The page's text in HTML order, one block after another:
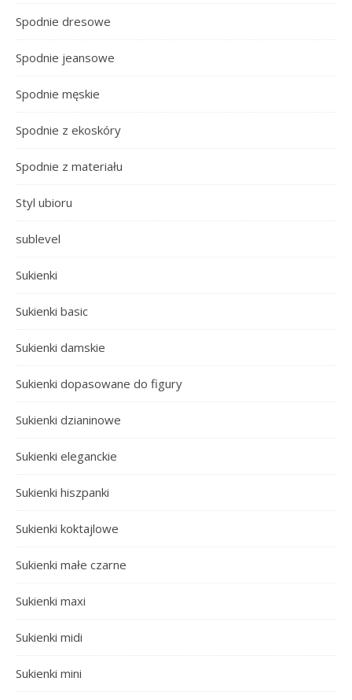
Spodnie dresowe
Spodnie jeansowe
Spodnie męskie
Spodnie z ekoskóry
Spodnie z materiału
Styl ubioru
sublevel
Sukienki
Sukienki basic
Sukienki damskie
Sukienki dopasowane do figury
Sukienki dzianinowe
Sukienki eleganckie
Sukienki hiszpanki
Sukienki koktajlowe
Sukienki małe czarne
Sukienki maxi
Sukienki midi
Sukienki mini